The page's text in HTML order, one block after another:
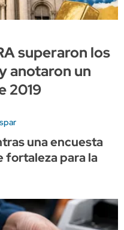
superaron los
anotaron un
2019
una encuesta
fortaleza para la